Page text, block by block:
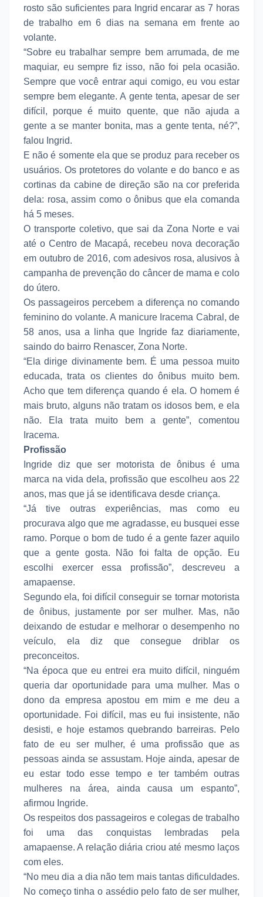
rosto são suficientes para Ingrid encarar as 7 horas
de trabalho em 6 dias na semana em frente ao
volante.
“Sobre eu trabalhar sempre bem arrumada, de me
maquiar, eu sempre fiz isso, não foi pela ocasião.
Sempre que você entrar aqui comigo, eu vou estar
sempre bem elegante. A gente tenta, apesar de ser
difícil, porque é muito quente, que não ajuda a
gente a se manter bonita, mas a gente tenta, né?”,
falou Ingrid.
E não é somente ela que se produz para receber os
usuários. Os protetores do volante e do banco e as
cortinas da cabine de direção são na cor preferida
dela: rosa, assim como o ônibus que ela comanda
há 5 meses.
O transporte coletivo, que sai da Zona Norte e vai
até o Centro de Macapá, recebeu nova decoração
em outubro de 2016, com adesivos rosa, alusivos à
campanha de prevenção do câncer de mama e colo
do útero.
Os passageiros percebem a diferença no comando
feminino do volante. A manicure Iracema Cabral, de
58 anos, usa a linha que Ingride faz diariamente,
saindo do bairro Renascer, Zona Norte.
“Ela dirige divinamente bem. É uma pessoa muito
educada, trata os clientes do ônibus muito bem.
Acho que tem diferença quando é ela. O homem é
mais bruto, alguns não tratam os idosos bem, e ela
não. Ela trata muito bem a gente”, comentou
Iracema.
Profissão
Ingride diz que ser motorista de ônibus é uma
marca na vida dela, profissão que escolheu aos 22
anos, mas que já se identificava desde criança.
“Já tive outras experiências, mas como eu
procurava algo que me agradasse, eu busquei esse
ramo. Porque o bom de tudo é a gente fazer aquilo
que a gente gosta. Não foi falta de opção. Eu
escolhi exercer essa profissão”, descreveu a
amapaense.
Segundo ela, foi difícil conseguir se tornar motorista
de ônibus, justamente por ser mulher. Mas, não
deixando de estudar e melhorar o desempenho no
veículo, ela diz que consegue driblar os
preconceitos.
“Na época que eu entrei era muito difícil, ninguém
queria dar oportunidade para uma mulher. Mas o
dono da empresa apostou em mim e me deu a
oportunidade. Foi difícil, mas eu fui insistente, não
desisti, e hoje estamos quebrando barreiras. Pelo
fato de eu ser mulher, é uma profissão que as
pessoas ainda se assustam. Hoje ainda, apesar de
eu estar todo esse tempo e ter também outras
mulheres na área, ainda causa um espanto”,
afirmou Ingride.
Os respeitos dos passageiros e colegas de trabalho
foi uma das conquistas lembradas pela
amapaense. A relação diária criou até mesmo laços
com eles.
“No meu dia a dia não tem mais tantas dificuldades.
No começo tinha o assédio pelo fato de ser mulher,